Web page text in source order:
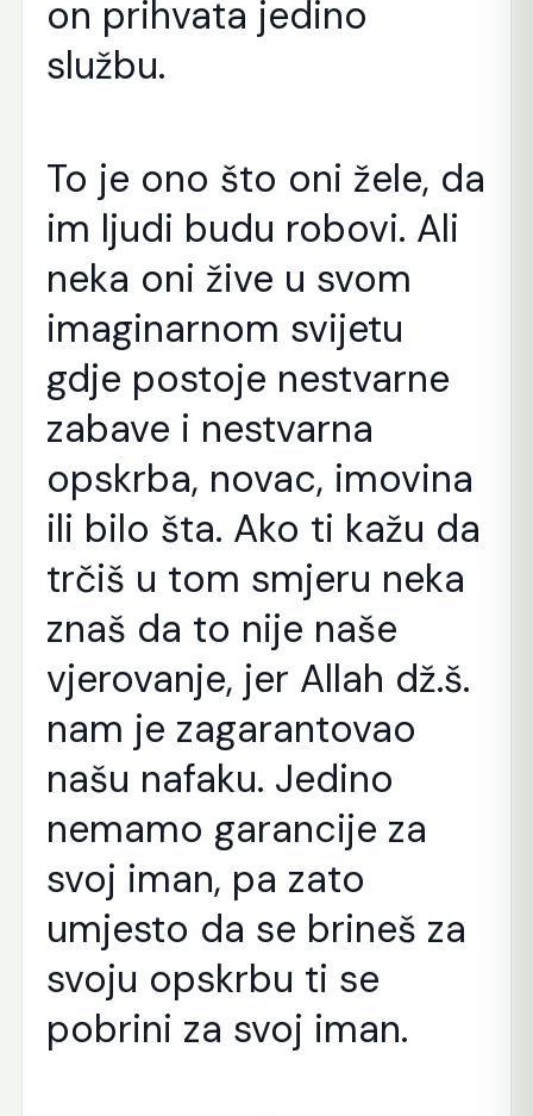
on prihvata jedino
službu.
To je ono što oni žele, da
im ljudi budu robovi. Ali
neka oni žive u svom
imaginarnom svijetu
gdje postoje nestvarne
zabave i nestvarna
opskrba, novac, imovina
ili bilo šta. Ako ti kažu da
trčiš u tom smjeru neka
znaš da to nije naše
vjerovanje, jer Allah dž.š.
nam je zagarantovao
našu nafaku. Jedino
nemamo garancije za
svoj iman, pa zato
umjesto da se brineš za
svoju opskrbu ti se
pobrini za svoj iman.